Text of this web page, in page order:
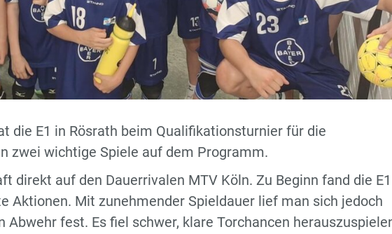
die E1 in Rösrath beim Qualifikationsturnier für die
zwei wichtige Spiele auf dem Programm.
direkt auf den Dauerrivalen MTV Köln. Zu Beginn fand die
Aktionen. Mit zunehmender Spieldauer lief man sich jedoch
fest. Es fiel schwer, klare Torchancen